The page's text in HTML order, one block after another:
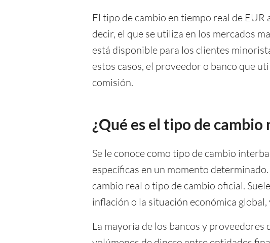
El tipo de cambio en tiempo real de
decir, el que se utiliza en los mercados
está disponible para los clientes
estos casos, el proveedor o banco que
comisión.
¿Qué es el tipo de cambio
Se le conoce como tipo de cambio
específicas en un momento
cambio real o tipo de cambio oficial.
inflación o la situación económica
La mayoría de los bancos y